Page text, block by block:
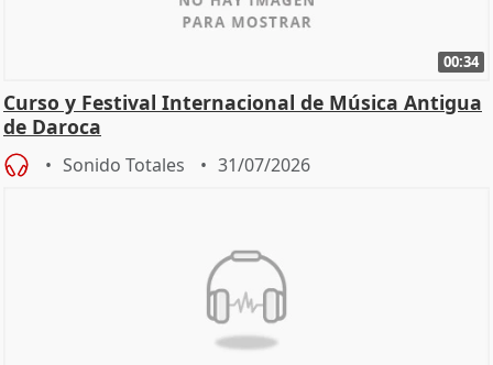
00:34
Curso y Festival Internacional de Música Antigua
de Daroca
Sonido Totales 31/07/2026